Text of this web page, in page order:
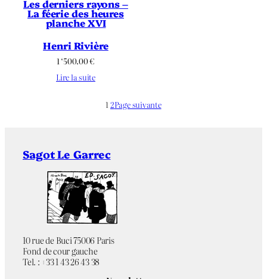
Les derniers rayons –
La féerie des heures
planche XVI
Henri Rivière
1 ‘500.00€
Lire la suite
12Page suivante
Sagot Le Garrec
10 rue de Buci 75006 Paris
Fond de cour gauche
Tel. : +33 1 43 26 43 38